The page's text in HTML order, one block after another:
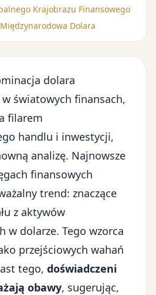
Krajobrazu Finansowego
Dolara
dolara
światowych finansach,
filarem
handlu i inwestycji,
analizę. Najnowsze
finansowych
trend: znaczące
z aktywów
w dolarze. Tego wzorca
przejściowych wahań
tego, doświadczeni
obawy, sugerując,